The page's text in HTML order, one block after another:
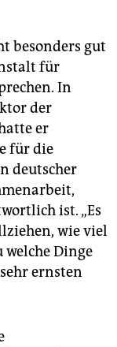
besonders gut
für
In
der
er
für die
deutscher
ist. „Es
wie viel
welche Dinge
ernsten